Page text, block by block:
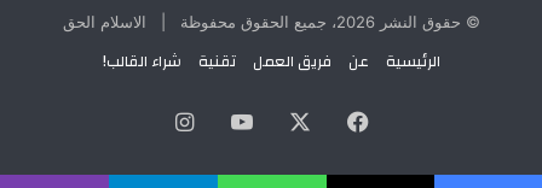
© حقوق النشر 2026، جميع الحقوق محفوظة | الاسلام الحق
الرئيسية عن فريق العمل تقنية شراء القالب!
فيسبوك يوتيوب